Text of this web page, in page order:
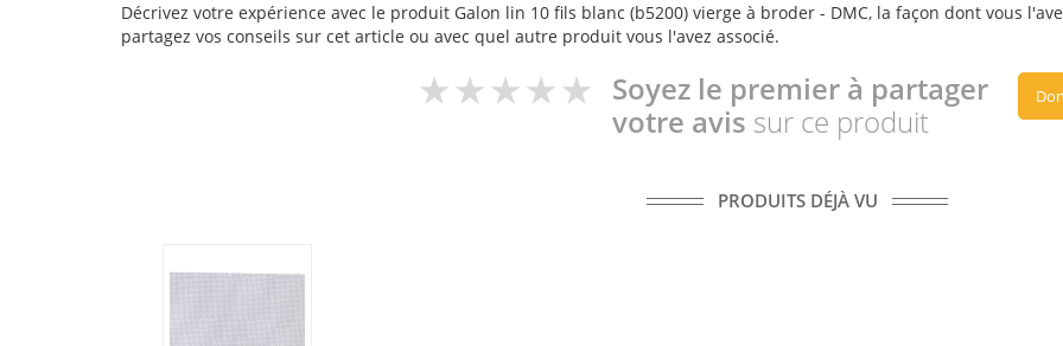
Décrivez votre expérience avec le produit Galon lin 10 fils blanc (b5200) vierge à broder - DMC, la façon dont vous
partagez vos conseils sur cet article ou avec quel autre produit vous l'avez associé.
Soyez le premier à partager
votre avis sur ce produit
PRODUITS DÉJÀ VU